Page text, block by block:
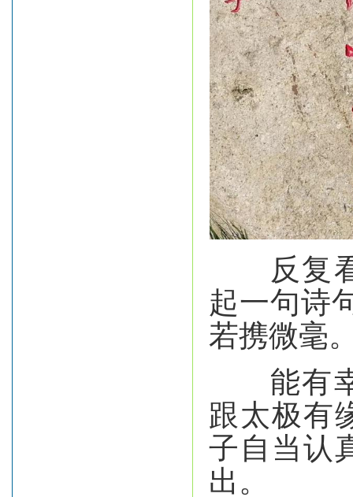
反复看
起一句诗
若携微毫
能有幸
跟太极有
子自当认
出。